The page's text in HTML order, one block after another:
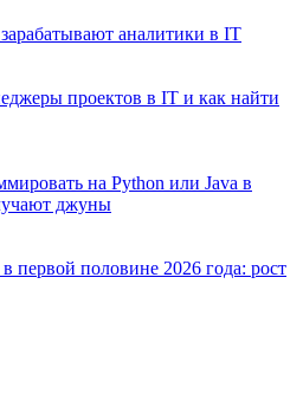
аналитики в IT
проектов в IT и как найти
на Python или Java в
джуны
первой половине 2026 года: рост